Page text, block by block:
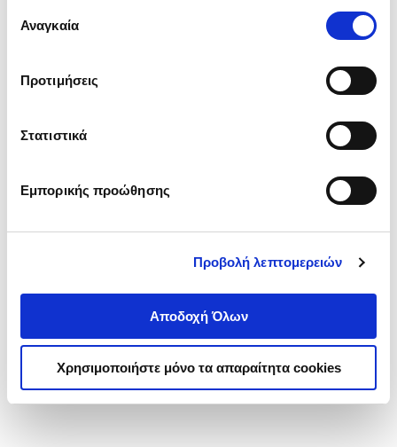
ενδιαφέρουν και να επιλέξετε από τα παρακάτω με την
΄΄και να ενημερωθείτε σχετικά με
συγκατάθεσης
Αναγκαία
Προτιμήσεις
Στατιστικά
Εμπορικής προώθησης
Προβολή λεπτομερειών
Αποδοχή Όλων
Χρησιμοποιήστε μόνο τα απαραίτητα cookies